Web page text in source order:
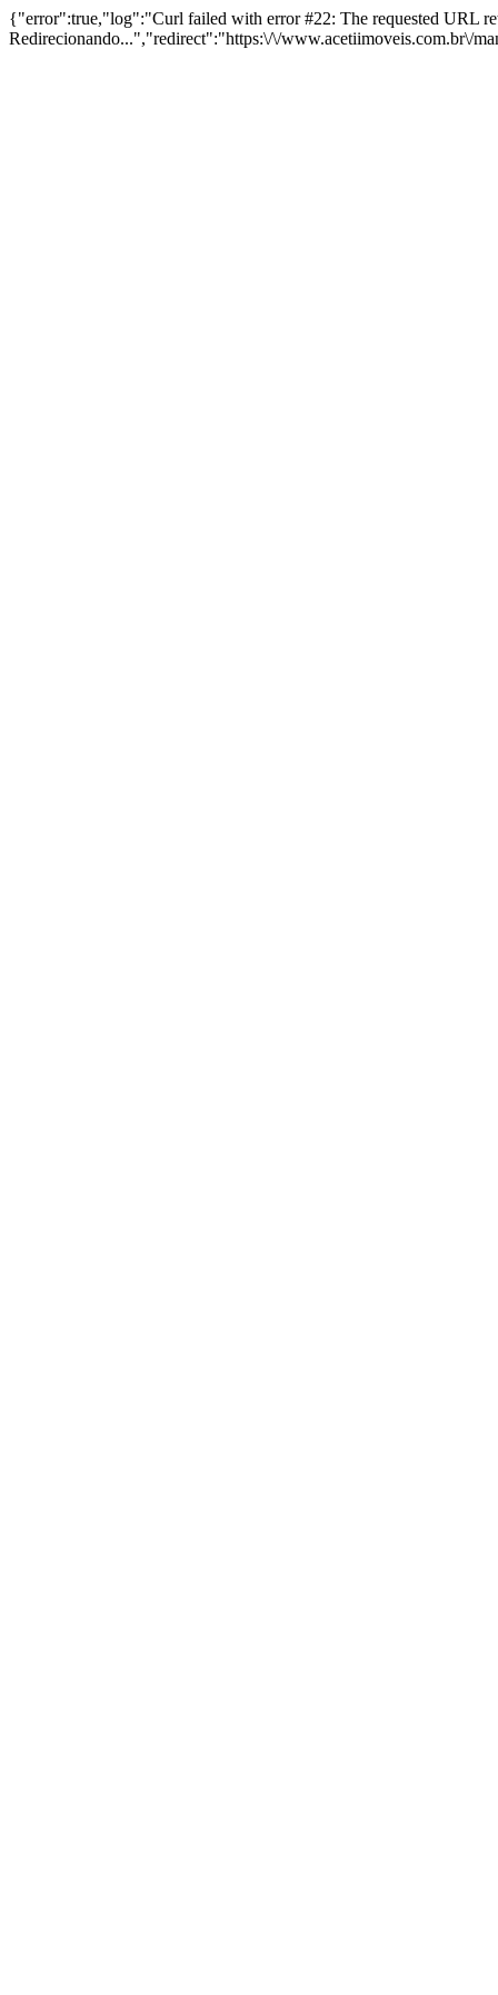
{"error":true,"log":"Curl failed with error #22: The requested URL
Redirecionando...","redirect":"https:\/\/www.acetiimoveis.com.br\/